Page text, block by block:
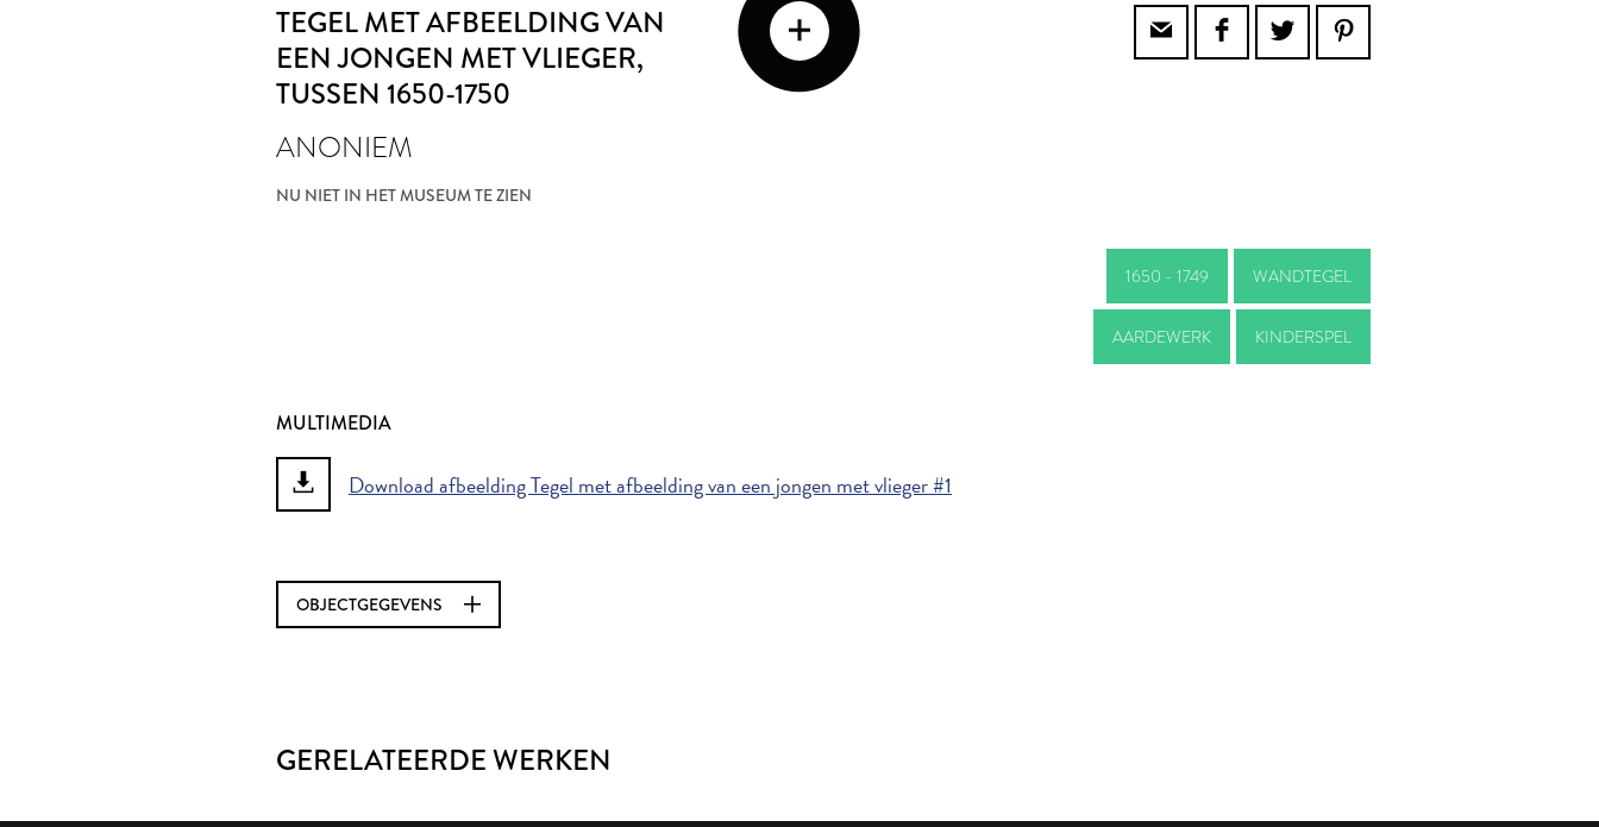
TEGEL MET AFBEELDING VAN
EEN JONGEN MET VLIEGER,
TUSSEN 1650-1750
ANONIEM
NU NIET IN HET MUSEUM TE ZIEN
1650 - 1749 WANDTEGEL
AARDEWERK KINDERSPEL
MULTIMEDIA
Download afbeelding Tegel met afbeelding van een jongen met vlieger #1
OBJECTGEGEVENS
GERELATEERDE WERKEN